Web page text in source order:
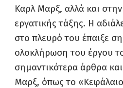
Καρλ Μαρξ, αλλά και
εργατικής τάξης. Η
στο πλευρό του έπαιξε
ολοκλήρωση του έργου
σημαντικότερα άρθρα
Μαρξ, όπως το